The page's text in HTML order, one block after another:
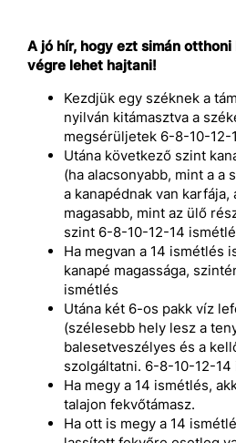
A jó hír, hogy ezt simán
végre lehet hajtani!
Kezdjük egy széknek a
nyilván kitámasztva a
megsérüljetek 6-8-10-12-
Utána következő szint
(ha alacsonyabb, mint a a
a kanapédnak van karfája,
magasabb, mint az ülő
szint 6-8-10-12-14
Ha megvan a 14 ismétlés
kanapé magassága,
ismétlés
Utána két 6-os pakk víz
(szélesebb hely lesz a
balesetveszélyes és a
szolgáltatni. 6-8-10-12-14
Ha megy a 14 ismétlés,
talajon fekvőtámasz.
Ha ott is megy a 14